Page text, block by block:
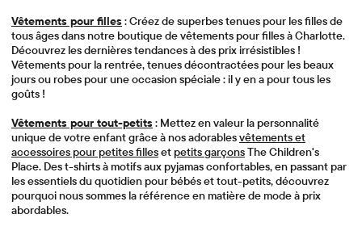
Vêtements pour filles : Créez de superbes tenues pour les filles de
tous âges dans notre boutique de vêtements pour filles à Charlotte.
Découvrez les dernières tendances à des prix irrésistibles !
Vêtements pour la rentrée, tenues décontractées pour les beaux
jours ou robes pour une occasion spéciale : il y en a pour tous les
goûts !
Vêtements pour tout-petits : Mettez en valeur la personnalité
unique de votre enfant grâce à nos adorablesvêtements et
accessoires pour petites fillesetpetits garçonsThe Children's
Place. Des t-shirts à motifs aux pyjamas confortables, en passant par
les essentiels du quotidien pour bébés et tout-petits, découvrez
pourquoi nous sommes la référence en matière de mode à prix
abordables.